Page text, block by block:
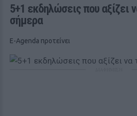
5+1 εκδηλώσεις που αξίζει
σήμερα
E-Agenda προτείνει